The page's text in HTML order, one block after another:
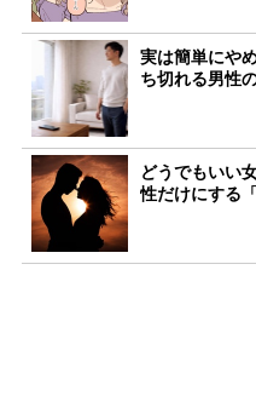
実は簡単にや
ち切れる男性
どうでもいい
性だけにする